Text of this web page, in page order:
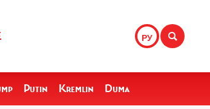
РУ
Putin Kremlin Duma